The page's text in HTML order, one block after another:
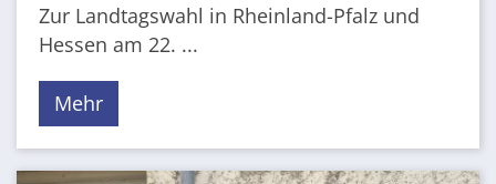
Zur Landtagswahl in Rheinland-Pfalz und
Hessen am 22. ...
Mehr